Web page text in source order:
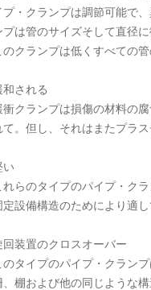
プ・クランプは調節可能で
プは管のサイズそして直径
のクランプは低くすべての
和される
衝クランプは損傷の材料の
て。但し、それはまたプラ
い
れらのタイプのパイプ・ク
定設備構造のためにより適
回装置のクロスオーバー
のタイプのパイプ・クラン
、棚および他の同じような